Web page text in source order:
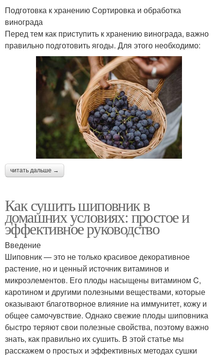
Подготовка к хранению Сортировка и обработка
винограда
Перед тем как приступить к хранению винограда, важно
правильно подготовить ягоды. Для этого необходимо:
читать дальше →
Как сушить шиповник в
домашних условиях: простое и
эффективное руководство
Введение
Шиповник — это не только красивое декоративное
растение, но и ценный источник витаминов и
микроэлементов. Его плоды насыщены витамином C,
каротином и другими полезными веществами, которые
оказывают благотворное влияние на иммунитет, кожу и
общее самочувствие. Однако свежие плоды шиповника
быстро теряют свои полезные свойства, поэтому важно
знать, как правильно их сушить. В этой статье мы
расскажем о простых и эффективных методах сушки